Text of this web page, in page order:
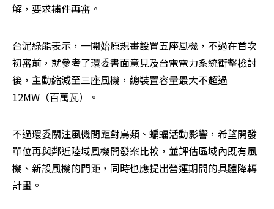
解，要求補件再審。
台泥綠能表示，一開始原規畫設置五座風機，不過在首次
初審前，就參考了環委書面意見及台電電力系統衝擊檢討
後，主動縮減至三座風機，總裝置容量最大不超過
12MW（百萬瓦）。
不過環委關注風機間距對鳥類、蝙蝠活動影響，希望開發
單位再與鄰近陸域風機開發案比較，並評估區域內既有風
機、新設風機的間距，同時也應提出營運期間的具體降轉
計畫。